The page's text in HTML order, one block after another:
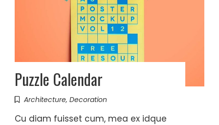
Puzzle Calendar
Architecture, Decoration
Cu diam fuisset cum, mea ex idque